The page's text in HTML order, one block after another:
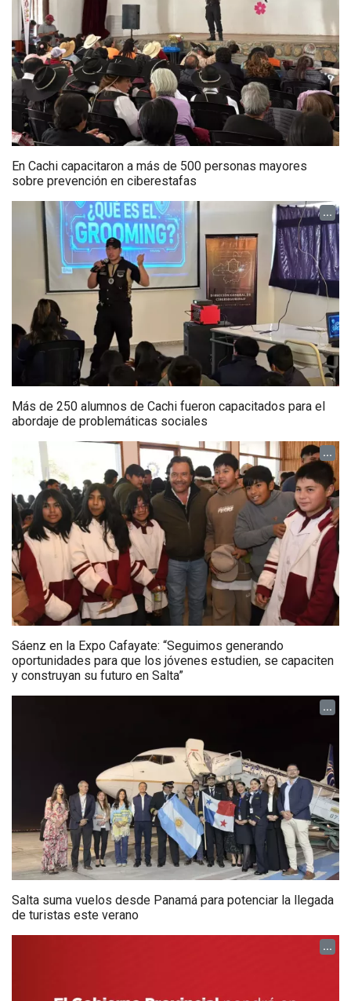
En Cachi capacitaron a más de 500 personas mayores
sobre prevención en ciberestafas
...
Más de 250 alumnos de Cachi fueron capacitados para el
abordaje de problemáticas sociales
...
Sáenz en la Expo Cafayate: “Seguimos generando
oportunidades para que los jóvenes estudien, se capaciten
y construyan su futuro en Salta”
...
Salta suma vuelos desde Panamá para potenciar la llegada
de turistas este verano
...